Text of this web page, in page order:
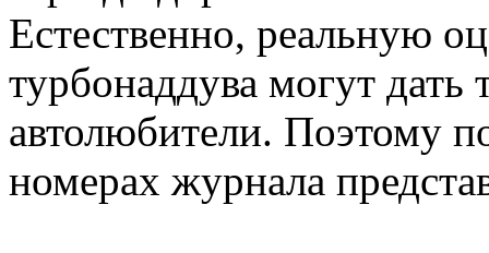
Естественно, реальную
турбонаддува могут дать
автолюбители. Поэтому
номерах журнала